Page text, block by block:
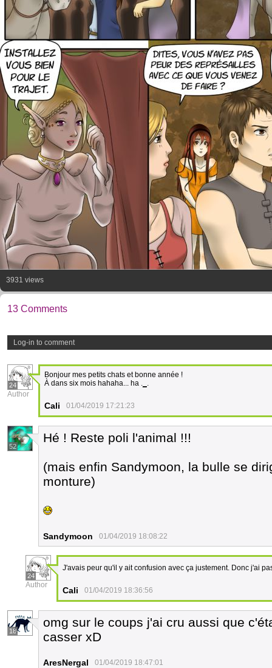
3931 views
13 Comments
Log-in to comment
24
Author
Bonjour mes petits chats et bonne année !
À dans six mois hahaha... ha . .
Cali 01/04/2019 17:21:23
52
Hé ! Reste poli l'animal !!!
(mais enfin Sandymoon, la bulle se
monture)
Sandymoon 01/04/2019 18:08:22
24
Author
J'avais peur qu'il y ait confusion avec ça justement. Donc j'ai
Cali 01/04/2019 18:36:56
18
omg sur le coups j'ai cru aussi que
casser xD
AresNergal 01/04/2019 18:47:01